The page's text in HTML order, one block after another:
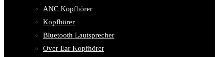
ANC Kopfhörer
Kopfhörer
Bluetooth Lautsprecher
Over Ear Kopfhörer